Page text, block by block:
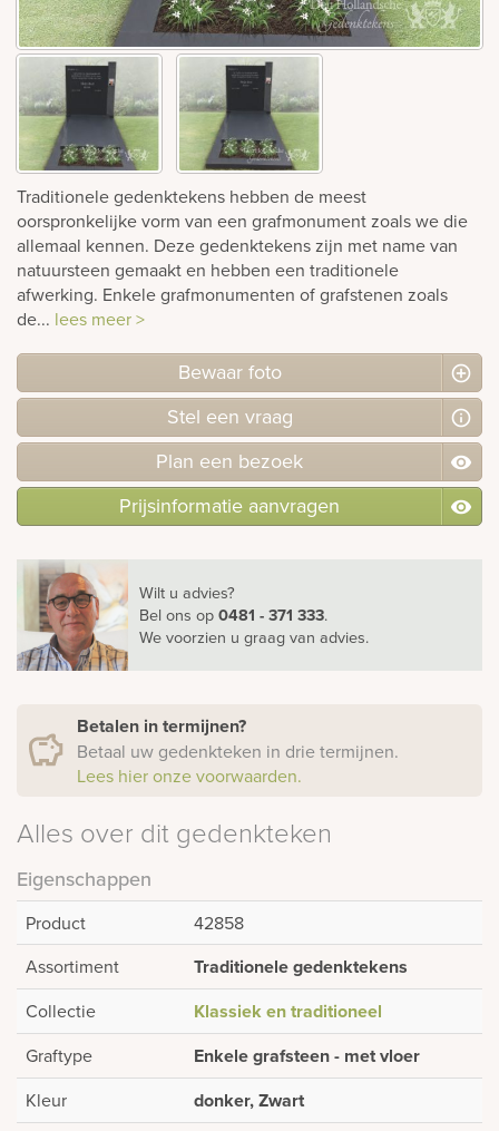
Bekijk
ook:
Traditionele gedenktekens hebben de meest
oorspronkelijke vorm van een grafmonument zoals we die
allemaal kennen. Deze gedenktekens zijn met name van
natuursteen gemaakt en hebben een traditionele
afwerking. Enkele grafmonumenten of grafstenen zoals
de... lees meer >
Bewaar foto
Stel een vraag
Plan een bezoek
Prijsinformatie aanvragen
Wilt u advies?
Bel ons op0481 - 371 333.
We voorzien u graag van advies.
Betalen in termijnen?
Betaal uw gedenkteken in drie termijnen.
Lees hier onze voorwaarden.
Alles over dit gedenkteken
Eigenschappen
Product
42858
Assortiment
Traditionele gedenktekens
Collectie Klassiek en traditioneel
Graftype Enkele grafsteen - met vloer
Kleur donker, Zwart